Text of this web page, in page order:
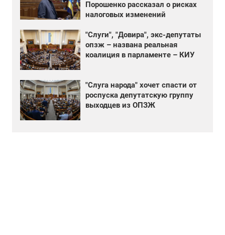
Порошенко рассказал о рисках
налоговых изменений
"Слуги", "Довира", экс-депутаты
опзж – названа реальная
коалиция в парламенте – КИУ
"Слуга народа" хочет спасти от
роспуска депутатскую группу
выходцев из ОПЗЖ